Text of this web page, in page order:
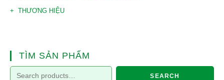
THƯƠNG HIỆU
TÌM SẢN PHẨM
SEARCH